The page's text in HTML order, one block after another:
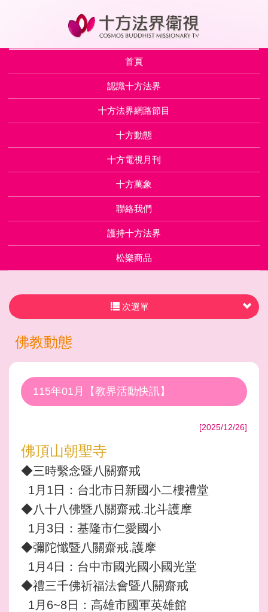
首頁
認識十方法界
十方法界網路節目
十方動態
十方電視月刊
十方萬象
聯絡我們
護持十方法界
松樂商品
次選單
佛教動態
115年01月【教界活動快訊】
[2025/12/26]
佛頂山朝聖寺
◆三時繫念暨八關齋戒
1月1日：台北市日新國小二樓禮堂
◆八十八佛暨八關齋戒.北斗護摩
1月3日：基隆市仁愛國小
◆彌陀懺暨八關齋戒.護摩
1月4日：台中市國光國小國光堂
◆禮三千佛祈福法會暨八關齋戒
1月6~8日：高雄市國軍英雄館